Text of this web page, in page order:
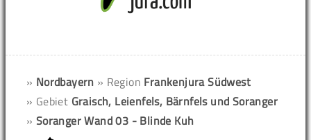
» Nordbayern » Region Frankenjura Südwest
» Gebiet Graisch, Leienfels, Bärnfels und Soranger
» Soranger Wand 03 - Blinde Kuh